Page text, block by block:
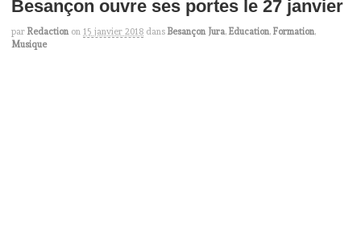
Besançon ouvre ses portes le 27 janvier
par Redaction on 15 janvier 2018 dans Besançon Jura, Education, Formation,
Musique